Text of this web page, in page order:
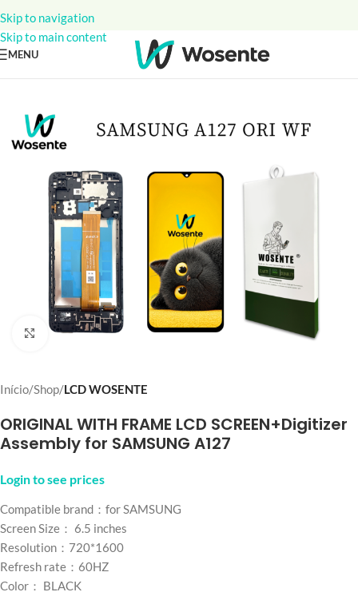
Skip to navigation
Skip to main content
MENU
Click to enlarge
Início Shop LCD WOSENTE
ORIGINAL WITH FRAME LCD SCREEN+Digitizer
Assembly for SAMSUNG A127
Login to see prices
Compatible brand：for SAMSUNG
Screen Size： 6.5 inches
Resolution：720*1600
Refresh rate：60HZ
Color： BLACK